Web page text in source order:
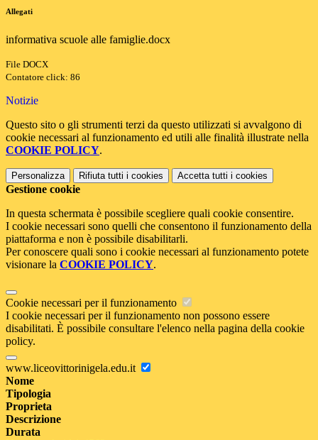
Allegati
informativa scuole alle famiglie.docx
File DOCX
Contatore click: 86
Notizie
Questo sito o gli strumenti terzi da questo utilizzati si avvalgono di
cookie necessari al funzionamento ed utili alle finalità illustrate nella
COOKIE POLICY.
Personalizza Rifiuta tutti i cookies Accetta tutti i cookies
Gestione cookie
In questa schermata è possibile scegliere quali cookie consentire.
I cookie necessari sono quelli che consentono il funzionamento della
piattaforma e non è possibile disabilitarli.
Per conoscere quali sono i cookie necessari al funzionamento potete
visionare la COOKIE POLICY.
Cookie necessari per il funzionamento
I cookie necessari per il funzionamento non possono essere
disabilitati. È possibile consultare l'elenco nella pagina della cookie
policy.
www.liceovittorinigela.edu.it
Nome
Tipologia
Proprieta
Descrizione
Durata